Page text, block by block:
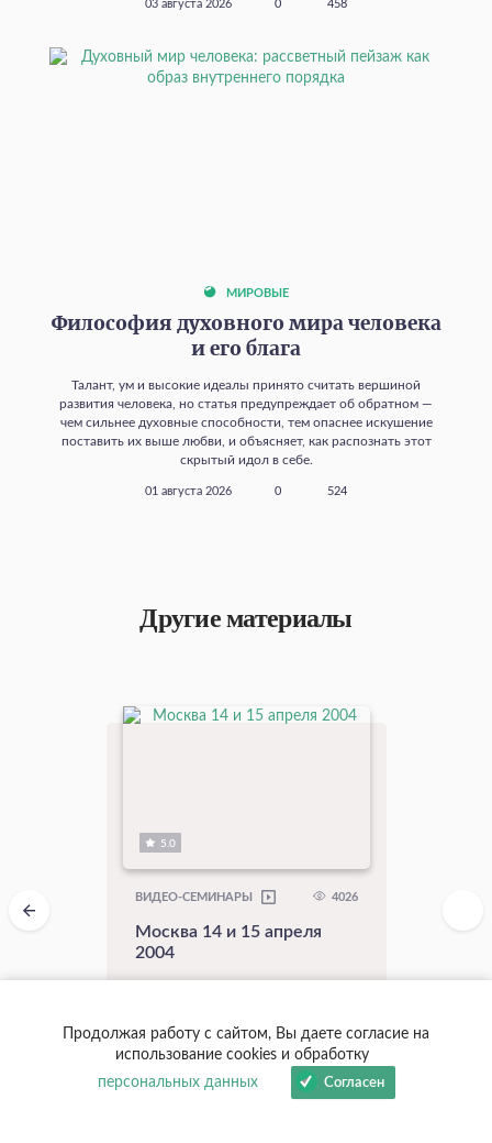
03 августа 2026 0 458
МИРОВЫЕ
Философия духовного мира человека
и его блага
Талант, ум и высокие идеалы принято считать вершиной
развития человека, но статья предупреждает об обратном —
чем сильнее духовные способности, тем опаснее искушение
поставить их выше любви, и объясняет, как распознать этот
скрытый идол в себе.
01 августа 2026 0 524
Другие материалы
5.0
ВИДЕО-СЕМИНАРЫ 4026
Москва 14 и 15 апреля
2004
отсутствия детей ...
В кинотеатр
Продолжая работу с сайтом, Вы даете согласие на
использование cookies и обработку
персональных данных
Согласен